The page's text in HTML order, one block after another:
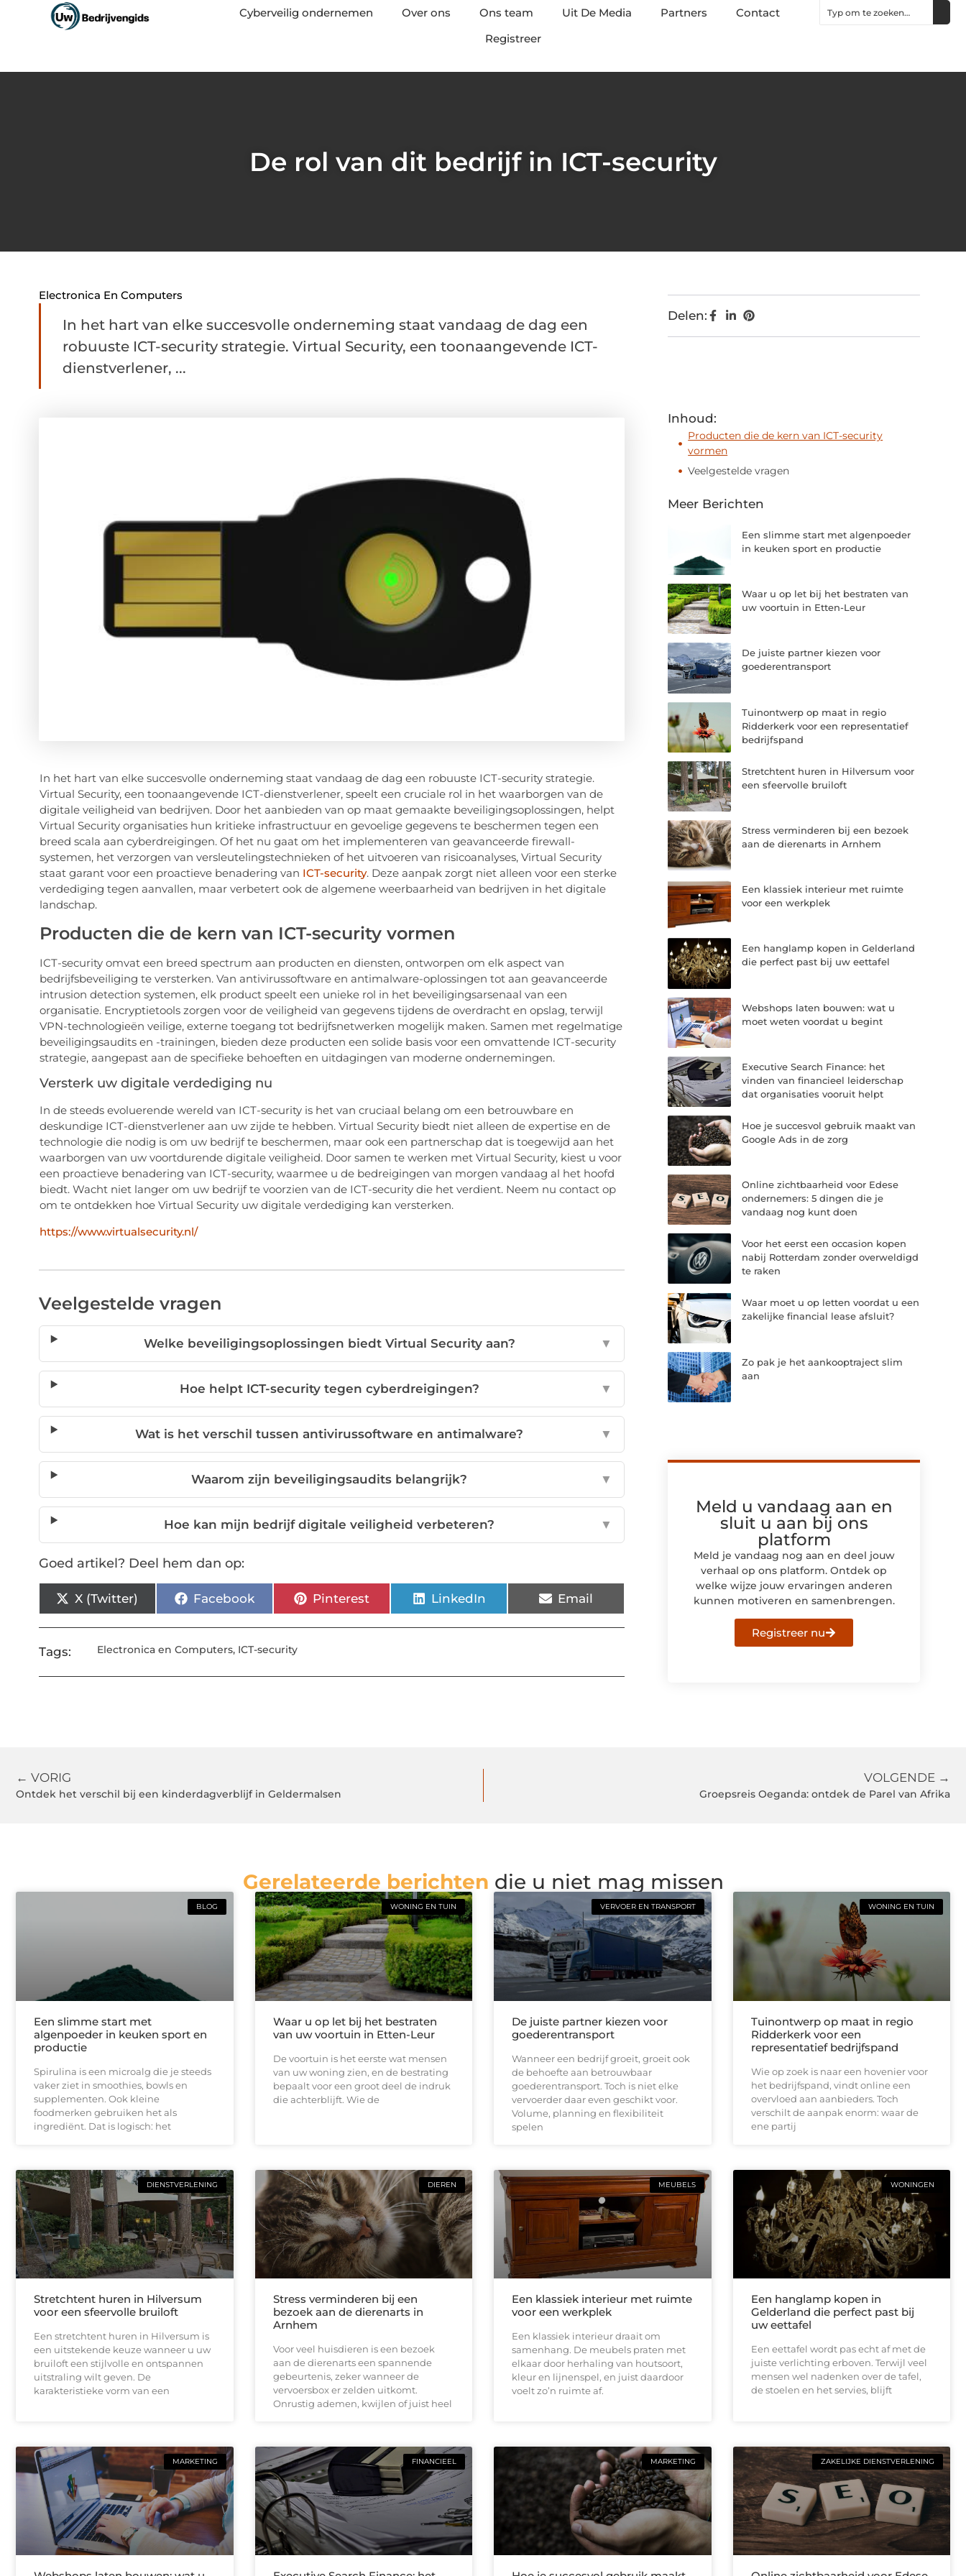
Cyberveilig ondernemen Over ons Ons team Uit De Media Partners
Contact
Registreer
De rol van dit bedrijf in ICT-security
Electronica En Computers
In het hart van elke succesvolle onderneming staat vandaag de dag een
robuuste ICT-security strategie. Virtual Security, een toonaangevende ICT-
dienstverlener, ...
In het hart van elke succesvolle onderneming staat vandaag de dag een robuuste ICT-security strategie.
Virtual Security, een toonaangevende ICT-dienstverlener, speelt een cruciale rol in het waarborgen van de
digitale veiligheid van bedrijven. Door het aanbieden van op maat gemaakte beveiligingsoplossingen, helpt
Virtual Security organisaties hun kritieke infrastructuur en gevoelige gegevens te beschermen tegen een
breed scala aan cyberdreigingen. Of het nu gaat om het implementeren van geavanceerde firewall-
systemen, het verzorgen van versleutelingstechnieken of het uitvoeren van risicoanalyses, Virtual Security
staat garant voor een proactieve benadering van ICT-security. Deze aanpak zorgt niet alleen voor een sterke
verdediging tegen aanvallen, maar verbetert ook de algemene weerbaarheid van bedrijven in het digitale
landschap.
Producten die de kern van ICT-security vormen
ICT-security omvat een breed spectrum aan producten en diensten, ontworpen om elk aspect van
bedrijfsbeveiliging te versterken. Van antivirussoftware en antimalware-oplossingen tot aan geavanceerde
intrusion detection systemen, elk product speelt een unieke rol in het beveiligingsarsenaal van een
organisatie. Encryptietools zorgen voor de veiligheid van gegevens tijdens de overdracht en opslag, terwijl
VPN-technologieën veilige, externe toegang tot bedrijfsnetwerken mogelijk maken. Samen met regelmatige
beveiligingsaudits en -trainingen, bieden deze producten een solide basis voor een omvattende ICT-security
strategie, aangepast aan de specifieke behoeften en uitdagingen van moderne ondernemingen.
Versterk uw digitale verdediging nu
In de steeds evoluerende wereld van ICT-security is het van cruciaal belang om een betrouwbare en
deskundige ICT-dienstverlener aan uw zijde te hebben. Virtual Security biedt niet alleen de expertise en de
technologie die nodig is om uw bedrijf te beschermen, maar ook een partnerschap dat is toegewijd aan het
waarborgen van uw voortdurende digitale veiligheid. Door samen te werken met Virtual Security, kiest u voor
een proactieve benadering van ICT-security, waarmee u de bedreigingen van morgen vandaag al het hoofd
biedt. Wacht niet langer om uw bedrijf te voorzien van de ICT-security die het verdient. Neem nu contact op
om te ontdekken hoe Virtual Security uw digitale verdediging kan versterken.
https://www.virtualsecurity.nl/
Veelgestelde vragen
Welke beveiligingsoplossingen biedt Virtual Security aan? ▼
Hoe helpt ICT-security tegen cyberdreigingen? ▼
Wat is het verschil tussen antivirussoftware en antimalware? ▼
Waarom zijn beveiligingsaudits belangrijk? ▼
Hoe kan mijn bedrijf digitale veiligheid verbeteren? ▼
Goed artikel? Deel hem dan op:
X (Twitter) Facebook Pinterest LinkedIn Email
Tags: Electronica en Computers, ICT-security
Delen:
Inhoud:
Producten die de kern van ICT-security
vormen
Veelgestelde vragen
Meer Berichten
Een slimme start met algenpoeder
in keuken sport en productie
Waar u op let bij het bestraten van
uw voortuin in Etten-Leur
De juiste partner kiezen voor
goederentransport
Tuinontwerp op maat in regio
Ridderkerk voor een representatief
bedrijfspand
Stretchtent huren in Hilversum voor
een sfeervolle bruiloft
Stress verminderen bij een bezoek
aan de dierenarts in Arnhem
Een klassiek interieur met ruimte
voor een werkplek
Een hanglamp kopen in Gelderland
die perfect past bij uw eettafel
Webshops laten bouwen: wat u
moet weten voordat u begint
Executive Search Finance: het
vinden van financieel leiderschap
dat organisaties vooruit helpt
Hoe je succesvol gebruik maakt van
Google Ads in de zorg
Online zichtbaarheid voor Edese
ondernemers: 5 dingen die je
vandaag nog kunt doen
Voor het eerst een occasion kopen
nabij Rotterdam zonder overweldigd
te raken
Waar moet u op letten voordat u een
zakelijke financial lease afsluit?
Zo pak je het aankooptraject slim
aan
Meld u vandaag aan en
sluit u aan bij ons
platform
Meld je vandaag nog aan en deel jouw
verhaal op ons platform. Ontdek op
welke wijze jouw ervaringen anderen
kunnen motiveren en samenbrengen.
Registreer nu
← VORIG
Ontdek het verschil bij een kinderdagverblijf in Geldermalsen
VOLGENDE →
Groepsreis Oeganda: ontdek de Parel van Afrika
Gerelateerde berichten die u niet mag missen
BLOG
Een slimme start met
algenpoeder in keuken sport en
productie
Spirulina is een microalg die je steeds
vaker ziet in smoothies, bowls en
supplementen. Ook kleine
foodmerken gebruiken het als
ingrediënt. Dat is logisch: het
WONING EN TUIN
Waar u op let bij het bestraten
van uw voortuin in Etten-Leur
De voortuin is het eerste wat mensen
van uw woning zien, en de bestrating
bepaalt voor een groot deel de indruk
die achterblijft. Wie de
VERVOER EN TRANSPORT
De juiste partner kiezen voor
goederentransport
Wanneer een bedrijf groeit, groeit ook
de behoefte aan betrouwbaar
goederentransport. Toch is niet elke
vervoerder daar even geschikt voor.
Volume, planning en flexibiliteit
spelen
WONING EN TUIN
Tuinontwerp op maat in regio
Ridderkerk voor een
representatief bedrijfspand
Wie op zoek is naar een hovenier voor
het bedrijfspand, vindt online een
overvloed aan aanbieders. Toch
verschilt de aanpak enorm: waar de
ene partij
DIENSTVERLENING
Stretchtent huren in Hilversum
voor een sfeervolle bruiloft
Een stretchtent huren in Hilversum is
een uitstekende keuze wanneer u uw
bruiloft een stijlvolle en ontspannen
uitstraling wilt geven. De
karakteristieke vorm van een
DIEREN
Stress verminderen bij een
bezoek aan de dierenarts in
Arnhem
Voor veel huisdieren is een bezoek
aan de dierenarts een spannende
gebeurtenis, zeker wanneer de
vervoersbox er zelden uitkomt.
Onrustig ademen, kwijlen of juist heel
MEUBELS
Een klassiek interieur met ruimte
voor een werkplek
Een klassiek interieur draait om
samenhang. De meubels praten met
elkaar door herhaling van houtsoort,
kleur en lijnenspel, en juist daardoor
voelt zo’n ruimte af.
WONINGEN
Een hanglamp kopen in
Gelderland die perfect past bij
uw eettafel
Een eettafel wordt pas echt af met de
juiste verlichting erboven. Terwijl veel
mensen wel nadenken over de tafel,
de stoelen en het servies, blijft
MARKETING FINANCIEEL MARKETING ZAKELIJKE DIENSTVERLENING